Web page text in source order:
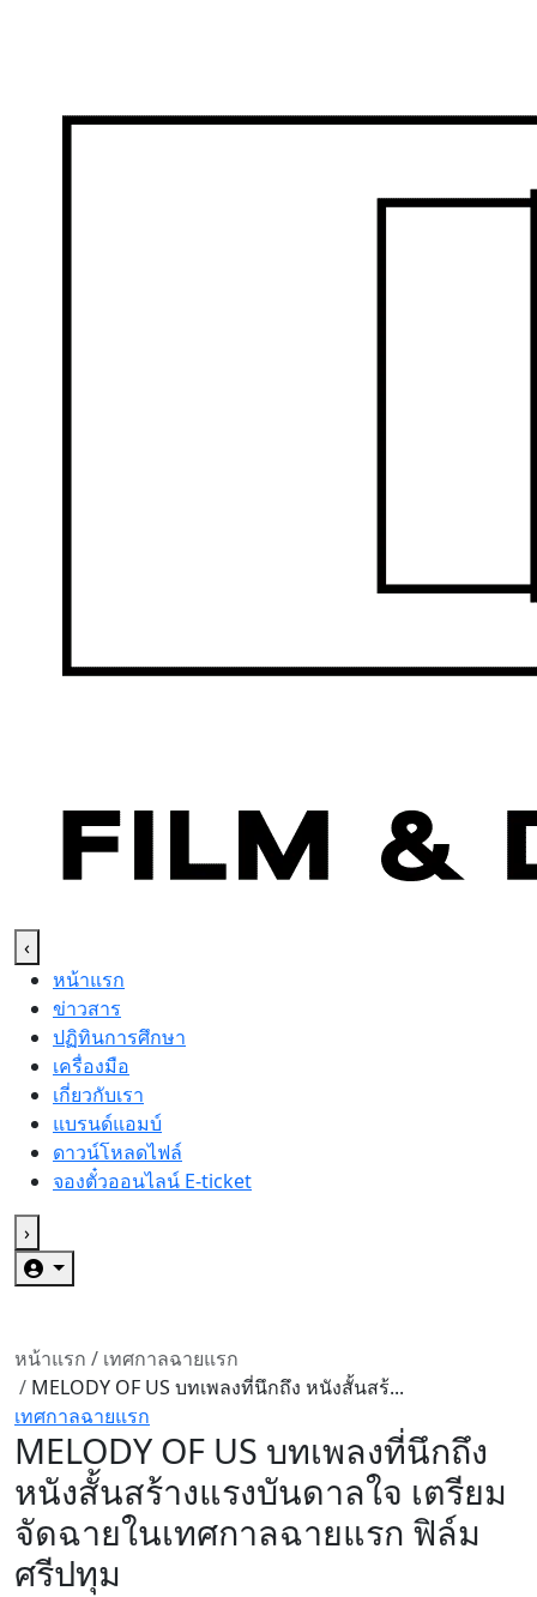
‹
หน้าแรก
ข่าวสาร
ปฏิทินการศึกษา
เครื่องมือ
เกี่ยวกับเรา
แบรนด์แอมบ์
ดาวน์โหลดไฟล์
จองตั๋วออนไลน์ E-ticket
›
หน้าแรก / เทศกาลฉายแรก
/ MELODY OF US บทเพลงที่นึกถึง หนังสั้นสร้...
เทศกาลฉายแรก
MELODY OF US บทเพลงที่นึกถึง
หนังสั้นสร้างแรงบันดาลใจ เตรียม
จัดฉายในเทศกาลฉายแรก ฟิล์ม
ศรีปทุม